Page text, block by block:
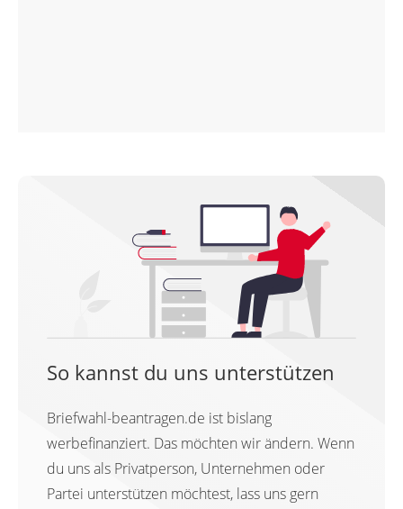
So kannst du uns unterstützen
Briefwahl-beantragen.de ist bislang
werbefinanziert. Das möchten wir ändern. Wenn
du uns als Privatperson, Unternehmen oder
Partei unterstützen möchtest, lass uns gern